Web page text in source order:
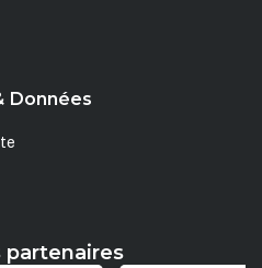
Données
partenaires